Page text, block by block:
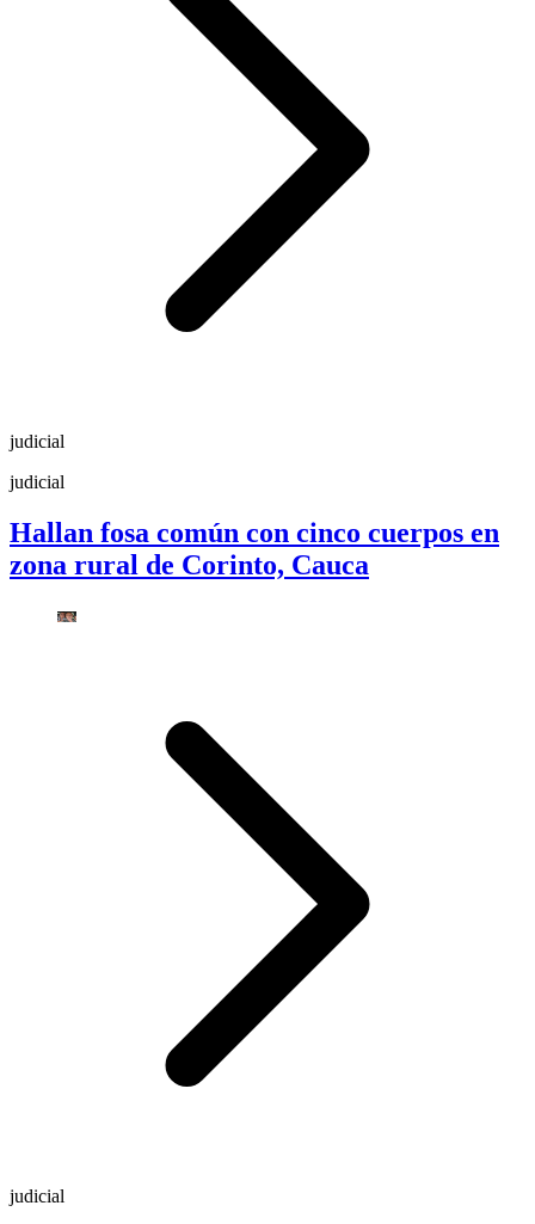
judicial
judicial
Hallan fosa común con cinco cuerpos en
zona rural de Corinto, Cauca
judicial